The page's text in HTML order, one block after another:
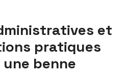
et
pratiques
benne